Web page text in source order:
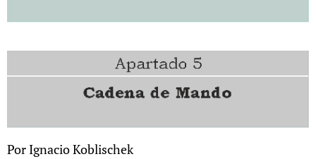
Por Ignacio Koblischek